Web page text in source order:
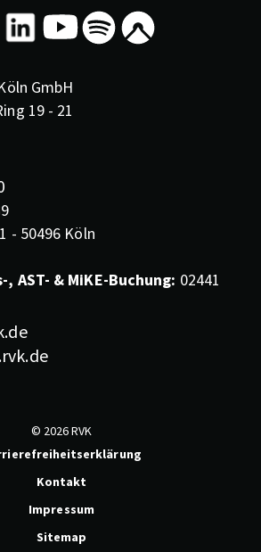
GmbH
19 - 21
- 50496 Köln
AST- & MiKE-Buchung: 02441
© 2026 RVK
Kontakt
Impressum
Sitemap